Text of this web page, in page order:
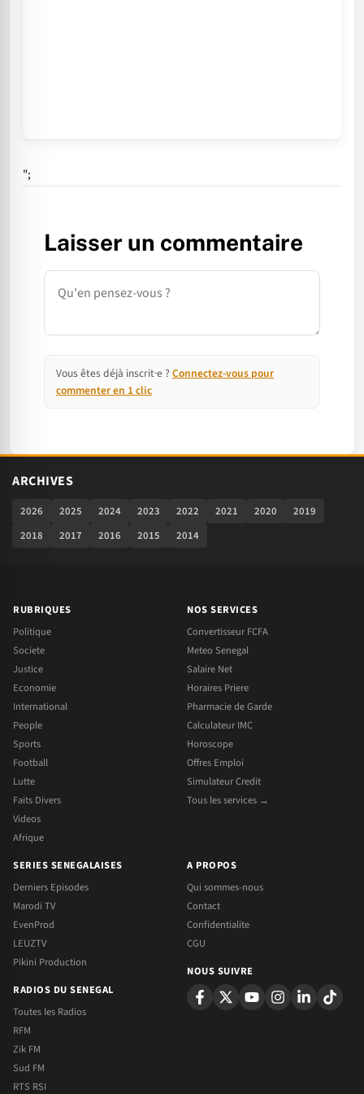
";
Laisser un commentaire
Commentaire
Vous êtes déjà inscrit·e ? Connectez-vous pour
commenter en 1 clic
ARCHIVES
2026 2025 2024 2023 2022 2021 2020
2019
2018
2017 2016 2015 2014
RUBRIQUES
Politique
Societe
Justice
Economie
International
People
Sports
Football
Lutte
Faits Divers
Videos
Afrique
NOS SERVICES
Convertisseur FCFA
Meteo Senegal
Salaire Net
Horaires Priere
Pharmacie de Garde
Calculateur IMC
Horoscope
Offres Emploi
Simulateur Credit
Tous les services →
SERIES SENEGALAISES
Derniers Episodes
Marodi TV
EvenProd
LEUZTV
Pikini Production
RADIOS DU SENEGAL
Toutes les Radios
RFM
Zik FM
Sud FM
RTS RSI
A PROPOS
Qui sommes-nous
Contact
Confidentialite
CGU
NOUS SUIVRE